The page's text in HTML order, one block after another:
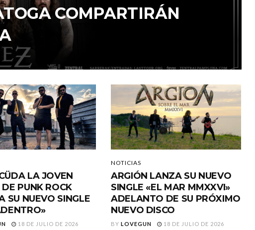
COMPARTIRÁN
LA JOVEN
PUNK ROCK
SU NUEVO SINGLE
18 DE JULIO DE 2026
NOTICIAS
ARGIÓN LANZA SU NUEVO
SINGLE «EL MAR MMXXVI»
ADELANTO DE SU PRÓXIMO
NUEVO DISCO
BY LOVEGUN 18 DE JULIO DE 2026